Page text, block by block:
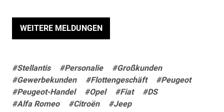
WEITERE MELDUNGEN
#Stellantis #Personalie
#Großkunden
#Gewerbekunden
#Flottengeschäft
#Peugeot
#Peugeot-Handel
#Opel #Fiat
#DS
#Alfa Romeo
#Citroën #Jeep